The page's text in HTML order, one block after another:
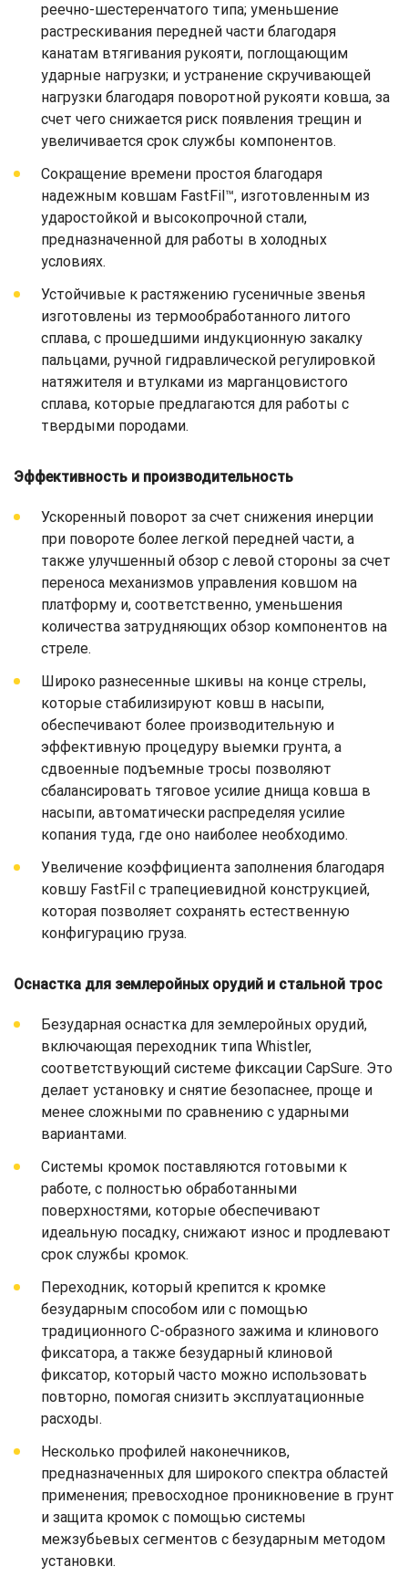
реечно-шестеренчатого типа; уменьшение
растрескивания передней части благодаря
канатам втягивания рукояти, поглощающим
ударные нагрузки; и устранение скручивающей
нагрузки благодаря поворотной рукояти ковша, за
счет чего снижается риск появления трещин и
увеличивается срок службы компонентов.
Сокращение времени простоя благодаря
надежным ковшам FastFil™, изготовленным из
ударостойкой и высокопрочной стали,
предназначенной для работы в холодных
условиях.
Устойчивые к растяжению гусеничные звенья
изготовлены из термообработанного литого
сплава, с прошедшими индукционную закалку
пальцами, ручной гидравлической регулировкой
натяжителя и втулками из марганцовистого
сплава, которые предлагаются для работы с
твердыми породами.
Эффективность и производительность
Ускоренный поворот за счет снижения инерции
при повороте более легкой передней части, а
также улучшенный обзор с левой стороны за счет
переноса механизмов управления ковшом на
платформу и, соответственно, уменьшения
количества затрудняющих обзор компонентов на
стреле.
Широко разнесенные шкивы на конце стрелы,
которые стабилизируют ковш в насыпи,
обеспечивают более производительную и
эффективную процедуру выемки грунта, а
сдвоенные подъемные тросы позволяют
сбалансировать тяговое усилие днища ковша в
насыпи, автоматически распределяя усилие
копания туда, где оно наиболее необходимо.
Увеличение коэффициента заполнения благодаря
ковшу FastFil с трапециевидной конструкцией,
которая позволяет сохранять естественную
конфигурацию груза.
Оснастка для землеройных орудий и стальной трос
Безударная оснастка для землеройных орудий,
включающая переходник типа Whistler,
соответствующий системе фиксации CapSure. Это
делает установку и снятие безопаснее, проще и
менее сложными по сравнению с ударными
вариантами.
Системы кромок поставляются готовыми к
работе, с полностью обработанными
поверхностями, которые обеспечивают
идеальную посадку, снижают износ и продлевают
срок службы кромок.
Переходник, который крепится к кромке
безударным способом или с помощью
традиционного С-образного зажима и клинового
фиксатора, а также безударный клиновой
фиксатор, который часто можно использовать
повторно, помогая снизить эксплуатационные
расходы.
Несколько профилей наконечников,
предназначенных для широкого спектра областей
применения; превосходное проникновение в грунт
и защита кромок с помощью системы
межзубьевых сегментов с безударным методом
установки.